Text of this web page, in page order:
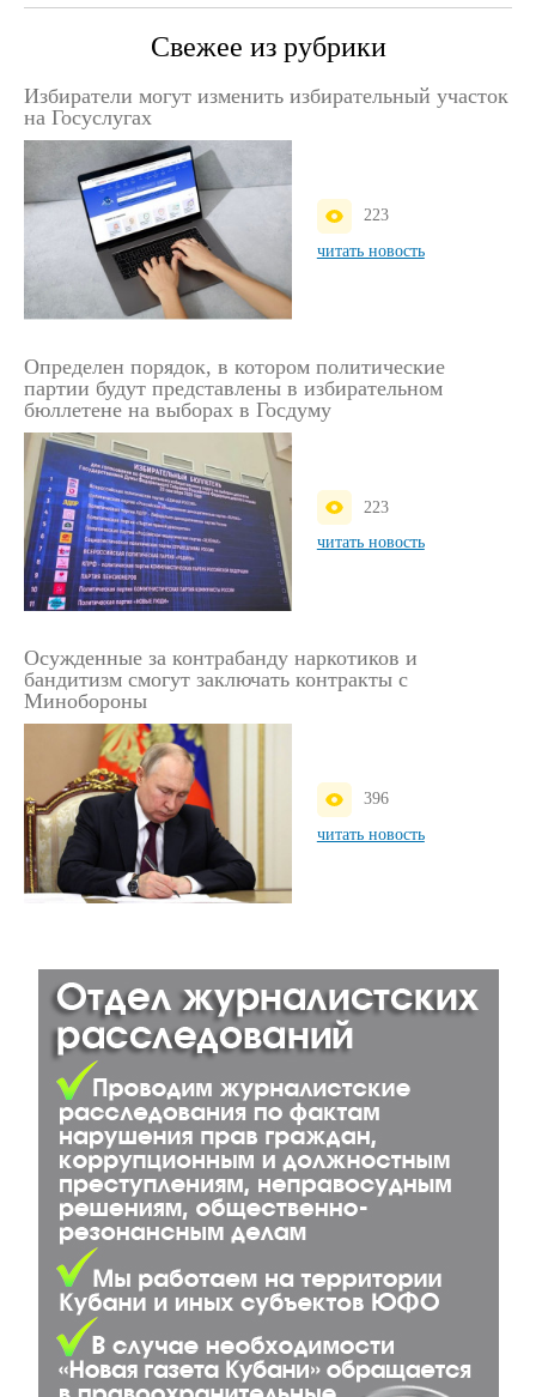
Свежее из рубрики
Избиратели могут изменить избирательный участок
на Госуслугах
223
читать новость
Определен порядок, в котором политические
партии будут представлены в избирательном
бюллетене на выборах в Госдуму
223
читать новость
Осужденные за контрабанду наркотиков и
бандитизм смогут заключать контракты с
Минобороны
396
читать новость